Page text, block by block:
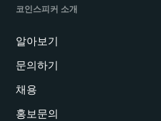
코인스피커 소개
알아보기
문의하기
채용
홍보문의